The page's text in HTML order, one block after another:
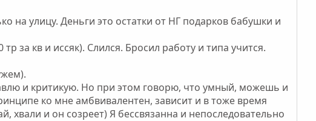
на улицу. Деньги это остатки от НГ подарков бабушки и
за кв и иссяк). Слился. Бросил работу и типа учится.
и критикую. Но при этом говорю, что умный, можешь и
ко мне амбвивалентен, зависит и в тоже время
хвали и он созреет) Я бессвязанна и непоследовательно